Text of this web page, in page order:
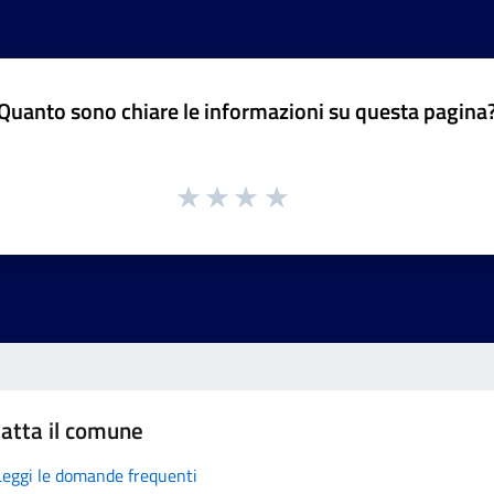
sono chiare le informazioni su questa
il comune
le domande frequenti